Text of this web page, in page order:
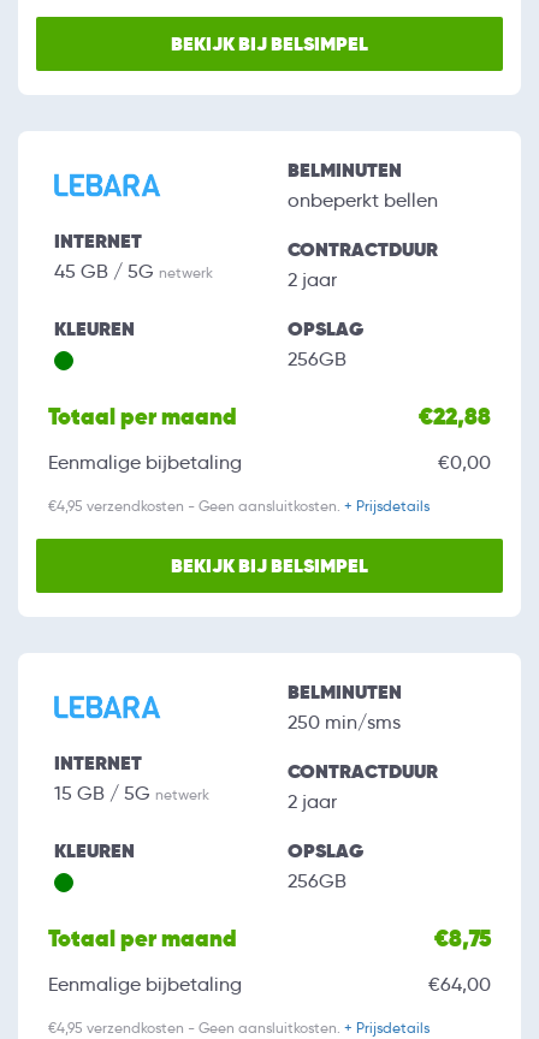
BEKIJK BIJ BELSIMPEL
INTERNET
45 GB / 5G netwerk
BELMINUTEN
onbeperkt bellen
CONTRACTDUUR
2 jaar
KLEUREN OPSLAG
256GB
Totaal per maand €22,88
Eenmalige bijbetaling €0,00
€4,95 verzendkosten - Geen aansluitkosten. + Prijsdetails
BEKIJK BIJ BELSIMPEL
INTERNET
15 GB / 5G netwerk
BELMINUTEN
250 min/sms
CONTRACTDUUR
2 jaar
KLEUREN OPSLAG
256GB
Totaal per maand €8,75
Eenmalige bijbetaling €64,00
€4,95 verzendkosten - Geen aansluitkosten. + Prijsdetails